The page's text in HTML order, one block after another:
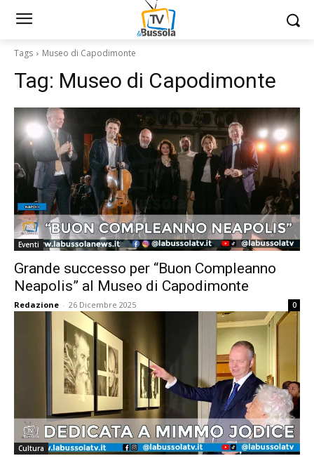
Tags Museo di Capodimonte
Tag: Museo di Capodimonte
Eventi
Grande successo per “Buon Compleanno
Neapolis” al Museo di Capodimonte
Redazione - 26 Dicembre 2025 0
Cultura